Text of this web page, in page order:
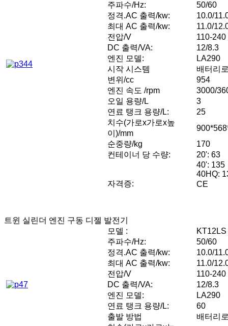
주파수/Hz:
50/60
정격.AC 출력/kw:
10.0/
최대 AC 출력/kw:
11.0/
전압/V
110-240
DC 출력/VA:
12/8.3
엔진 모델:
LA290
시작 시스템
배터리
변위/cc
954
엔진 속도 /rpm
3000/
오일 용량/L
3
연료 탱크 용량/L:
25
치수(가로x가로x높
이)/mm
순중량/kg
170
컨테이너 당 수량:
20': 63
40': 135
40HQ:
자격증:
CE
트윈 실린더 엔진 구동 디젤 발전기
모델 :
KT12LS
주파수/Hz:
50/60
정격.AC 출력/kw:
10.0/
최대 AC 출력/kw:
11.0/
전압/V
110-240
DC 출력/VA:
12/8.3
엔진 모델:
LA290
연료 탱크 용량/L:
60
출발 방법
배터리